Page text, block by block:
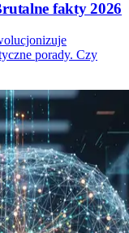
fakty 2026
porady. Czy